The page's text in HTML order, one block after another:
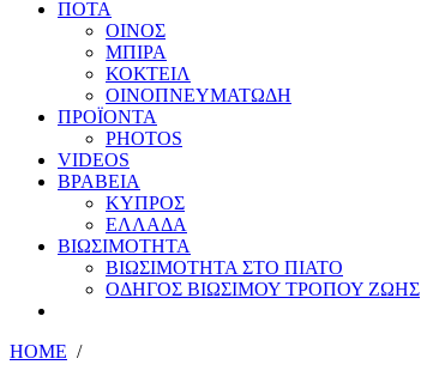
ΠΟΤΑ
ΟΙΝΟΣ
ΜΠΙΡΑ
ΚΟΚΤΕΙΛ
ΟΙΝΟΠΝΕΥΜΑΤΩΔΗ
ΠΡΟΪΟΝΤΑ
PHOTOS
VIDEOS
ΒΡΑΒΕΙΑ
ΚΥΠΡΟΣ
ΕΛΛΑΔΑ
ΒΙΩΣΙΜΟΤΗΤΑ
ΒΙΩΣΙΜΟΤΗΤΑ ΣΤΟ ΠΙΑΤΟ
ΟΔΗΓΟΣ ΒΙΩΣΙΜΟΥ ΤΡΟΠΟΥ ΖΩΗΣ
HOME /